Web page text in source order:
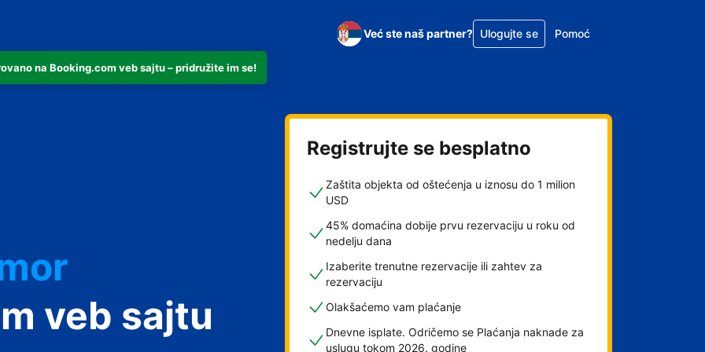
na Booking.com veb sajtu – pridružite im se!
Već ste naš partner? Ulogujte se Pomoć
veb sajtu
Registrujte se besplatno
Zaštita objekta od oštećenja u iznosu do 1 milion
USD
45% domaćina dobije prvu rezervaciju u roku od
nedelju dana
Izaberite trenutne rezervacije ili zahtev za
rezervaciju
Olakšaćemo vam plaćanje
Dnevne isplate. Odričemo se Plaćanja naknade za
uslugu tokom 2026. godine